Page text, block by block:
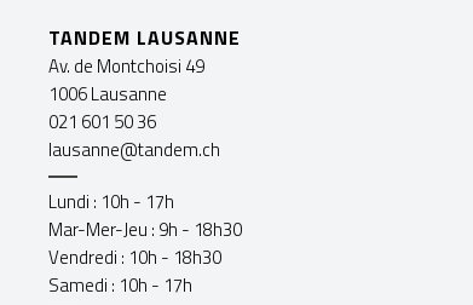
TANDEM LAUSANNE
Av. de Montchoisi 49
1006 Lausanne
021 601 50 36
lausanne@tandem.ch
Lundi : 10h - 17h
Mar-Mer-Jeu : 9h - 18h30
Vendredi : 10h - 18h30
Samedi : 10h - 17h